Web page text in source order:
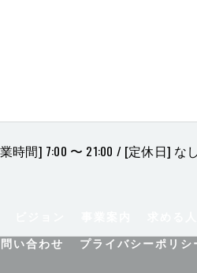
時間] 7:00 〜 21:00 / [定休日] なし
い合わせ
プライバシーポリシ